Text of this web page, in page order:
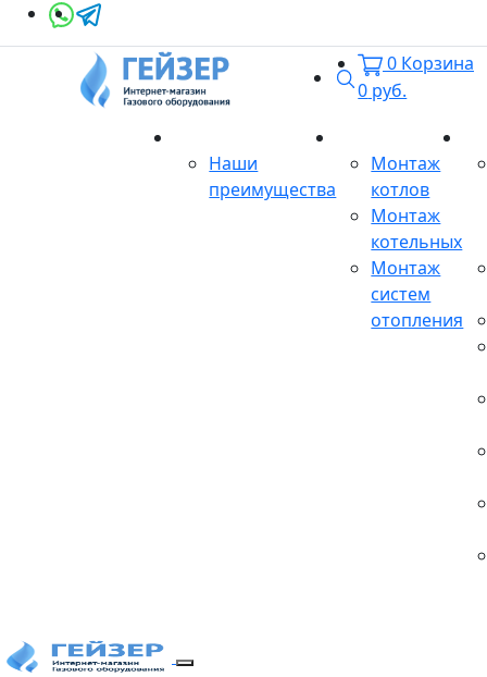
Поиск
0 Корзина
0 руб.
Наши
преимущества
Монтаж
котлов
Монтаж
котельных
Монтаж
систем
отопления